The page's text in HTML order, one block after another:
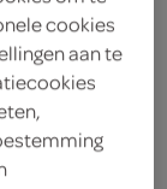
cookies
aan te